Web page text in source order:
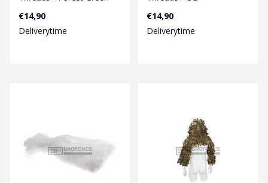
€14,90
Deliverytime
€14,90
Deliverytime